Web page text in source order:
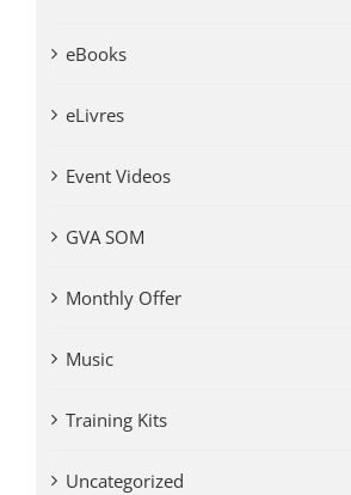
eBooks
eLivres
Event Videos
GVA SOM
Monthly Offer
Music
Training Kits
Uncategorized